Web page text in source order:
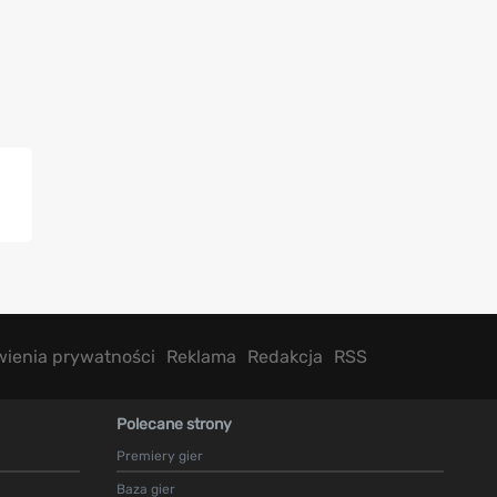
prywatności Reklama Redakcja RSS
Polecane strony
Premiery gier
Baza gier